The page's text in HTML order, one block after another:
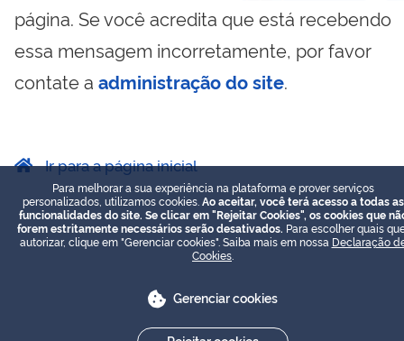
página. Se você acredita que está recebendo
essa mensagem incorretamente, por favor
contate a administração do site.
Ir para a página inicial
Para melhorar a sua experiência na plataforma e prover serviços
personalizados, utilizamos cookies. Ao aceitar, você terá acesso a todas as
funcionalidades do site. Se clicar em "Rejeitar Cookies", os cookies que
forem estritamente necessários serão desativados. Para escolher quais
autorizar, clique em "Gerenciar cookies". Saiba mais em nossa Declaração
Cookies
Gerenciar cookies